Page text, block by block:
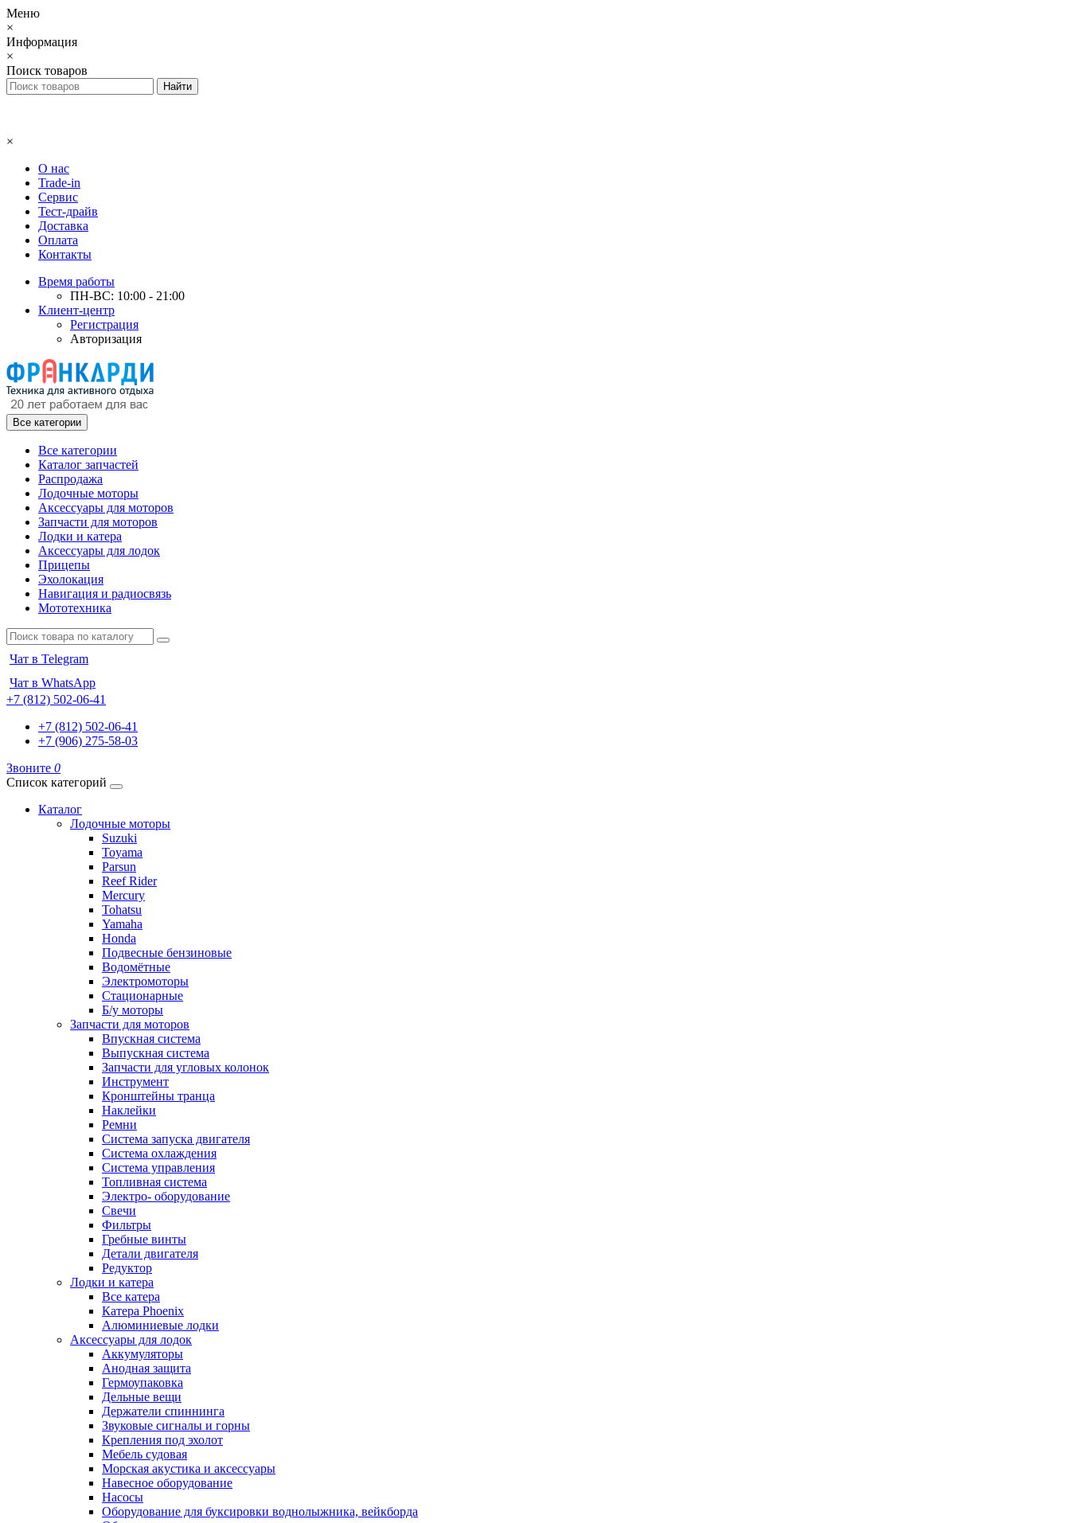
Меню
×
Информация
×
Поиск товаров
×
О нас
Trade-in
Сервис
Тест-драйв
Доставка
Оплата
Контакты
Время работы
ПН-ВС: 10:00 - 21:00
Клиент-центр
Регистрация
Авторизация
Все категории
Все категории
Каталог запчастей
Распродажа
Лодочные моторы
Аксессуары для моторов
Запчасти для моторов
Лодки и катера
Аксессуары для лодок
Прицепы
Эхолокация
Навигация и радиосвязь
Мототехника
Чат в Telegram
Чат в WhatsApp
+7 (812) 502-06-41
+7 (812) 502-06-41
+7 (906) 275-58-03
Звоните 0
Список категорий
Каталог
Лодочные моторы
Suzuki
Toyama
Parsun
Reef Rider
Mercury
Tohatsu
Yamaha
Honda
Подвесные бензиновые
Водомётные
Электромоторы
Стационарные
Б/у моторы
Запчасти для моторов
Впускная система
Выпускная система
Запчасти для угловых колонок
Инструмент
Кронштейны транца
Наклейки
Ремни
Система запуска двигателя
Система охлаждения
Система управления
Топливная система
Электро- оборудование
Свечи
Фильтры
Гребные винты
Детали двигателя
Редуктор
Лодки и катера
Все катера
Катера Phoenix
Алюминиевые лодки
Аксессуары для лодок
Аккумуляторы
Анодная защита
Гермоупаковка
Дельные вещи
Держатели спиннинга
Звуковые сигналы и горны
Крепления под эхолот
Мебель судовая
Морская акустика и аксессуары
Навесное оборудование
Насосы
Оборудование для буксировки воднолыжника, вейкборда